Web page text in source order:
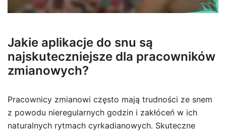
Jakie aplikacje do snu są
najskuteczniejsze dla pracowników
zmianowych?
Pracownicy zmianowi często mają trudności ze snem
z powodu nieregularnych godzin i zakłóceń w ich
naturalnych rytmach cyrkadianowych. Skuteczne